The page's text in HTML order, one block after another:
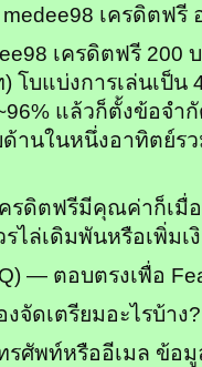
เครดิตฟรี
เครดิตฟรี 200
โบแบ่งการเล่นเป็น
แล้วก็ตั้งข้อจำ
านในหนึ่งอาทิตย์ร
รดิตฟรีมีคุณค่าก็เมื่
ไล่เดิมพันหรือเพิ่มเ
— ตอบตรงเพื่อ
จัดเตรียมอะไรบ้าง?
ทรศัพท์หรืออีเมล ข้